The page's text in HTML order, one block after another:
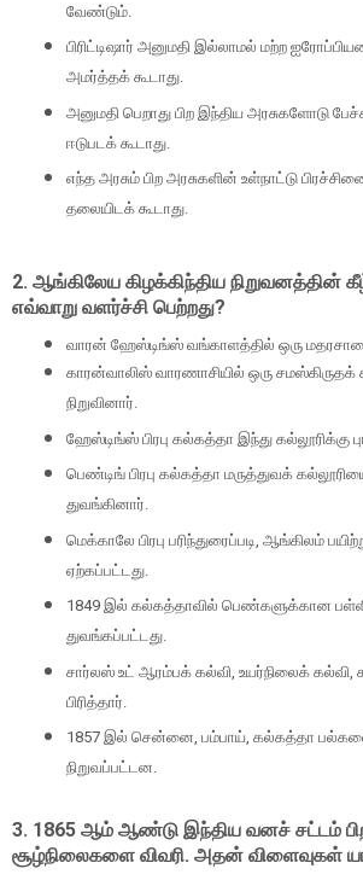
வேண்டும்.
பிரிட்டிஷார் அனுமதி இல்லாமல் மற்ற
அமர்த்தக் கூடாது.
அனுமதி பெறாது பிற இந்திய அரசுகளோடு
ஈடுபடக் கூடாது.
எந்த அரசும் பிற அரசுகளின் உள்நாட்டு
தலையிடக் கூடாது.
2. ஆங்கிலேய கிழக்கிந்திய நிறுவனத்தின்
எவ்வாறு வளர்ச்சி பெற்றது?
வாரன் ஹேஸ்டிங்ஸ் வங்காளத்தில் ஒரு
காரன்வாலிஸ் வாரணாசியில் ஒரு சமஸ்கிருதக்
நிறுவினார்.
ஹேஸ்டிங்ஸ் பிரபு கல்கத்தா இந்து கல்லூரிக்கு
பெண்டிங் பிரபு கல்கத்தா மருத்துவக்
துவங்கினார்.
மெக்காலே பிரபு பரிந்துரைப்படி ஆங்கிலம்
ஏற்கப்பட்டது.
1849 இல் கல்கத்தாவில் பெண்களுக்கான
துவங்கப்பட்டது.
சார்லஸ் உட் ஆரம்பக் கல்வி உயர்நிலைக் கல்வி
பிரித்தார்.
1857 இல் சென்னை, பம்பாய், கல்கத்தா
நிறுவப்பட்டன.
3. 1865 ஆம் ஆண்டு இந்திய வனச் சட்டம்
சூழ்நிலைகளை விவரி. அதன் விளைவுகள்